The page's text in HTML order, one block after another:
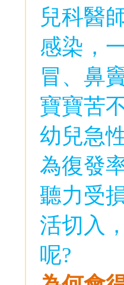
兒科醫
感染，
冒、鼻
寶寶苦
幼兒急
為復發
聽力受
活切入
呢?